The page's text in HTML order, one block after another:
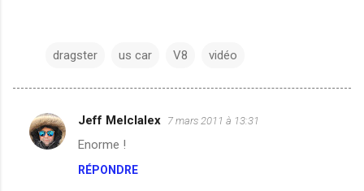
dragster us car V8 vidéo
C
o
Jeff Melclalex 7 mars 2011 à 13:31
Enorme !
RÉPONDRE